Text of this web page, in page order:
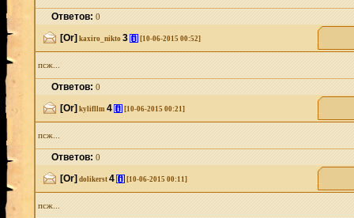
Ответов:0
[Or] kaxiro_nikto 3 [i] [10-06-2015 00:52]
псж...
Ответов:0
[Or] kylifllm 4 [i] [10-06-2015 00:21]
псж...
Ответов:0
[Or] dolikerst 4 [i] [10-06-2015 00:11]
псж...